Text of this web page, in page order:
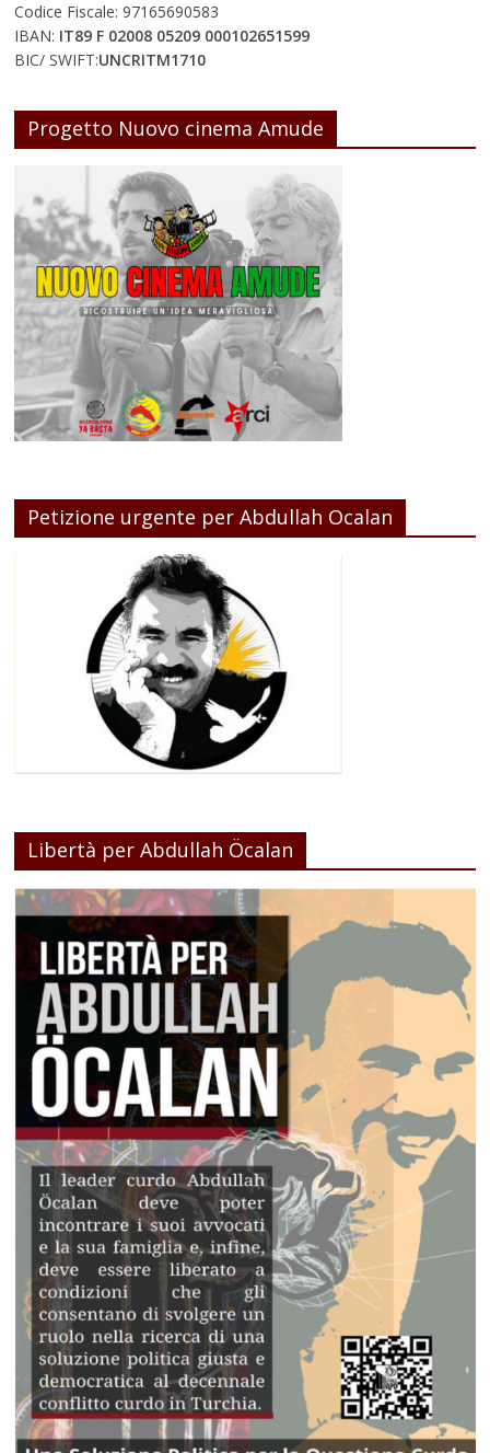
Codice Fiscale: 97165690583
IBAN: IT89 F 02008 05209 000102651599
BIC/ SWIFT:UNCRITM1710
Progetto Nuovo cinema Amude
Petizione urgente per Abdullah Ocalan
Libertà per Abdullah Öcalan